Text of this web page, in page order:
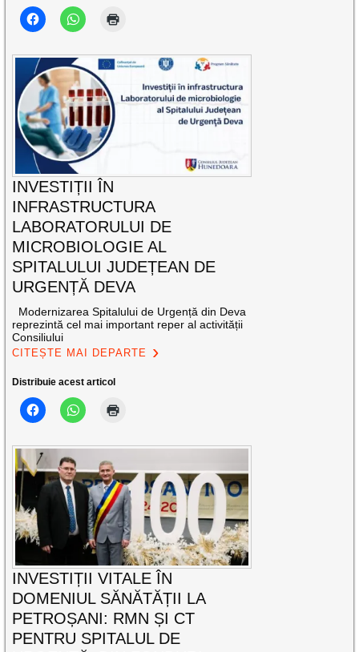
INVESTIȚII ÎN
INFRASTRUCTURA
LABORATORULUI DE
MICROBIOLOGIE AL
SPITALULUI JUDEȚEAN DE
URGENȚĂ DEVA
Modernizarea Spitalului de Urgență din Deva
reprezintă cel mai important reper al activității
Consiliului
CITEȘTE MAI DEPARTE
Distribuie acest articol
INVESTIȚII VITALE ÎN
DOMENIUL SĂNĂTĂȚII LA
PETROȘANI: RMN ȘI CT
PENTRU SPITALUL DE